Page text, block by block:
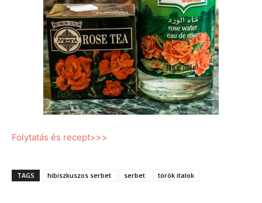
Folytatás és recept>>>
TAGS hibiszkuszos serbet serbet török italok